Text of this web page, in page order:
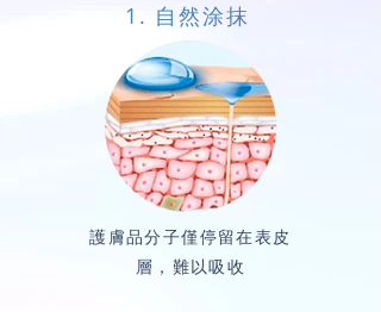
1. 自然涂抹
護膚品分子僅停留在表皮
層，難以吸收